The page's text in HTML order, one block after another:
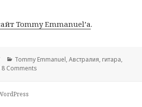
Tommy Emmanuel’а.
Categories
Tommy Emmanuel,Австралия, гитара,
8 Comments